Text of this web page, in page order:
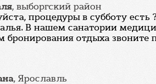
, выборгский район
процедуры в субботу есть
В нашем санатории
бронирования отдыха
, Ярославль